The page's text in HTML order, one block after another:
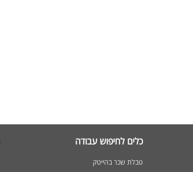
כלים לחיפוש עבודה
טבלת שכר בהייטק